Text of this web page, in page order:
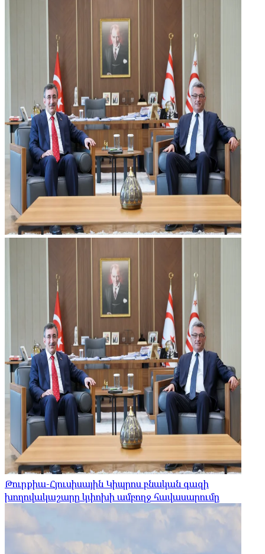
Թուրքիա-Հյուսիսային Կիպրոս բնական գազի
խողովակաշարը կփոխի ամբողջ հավասարումը